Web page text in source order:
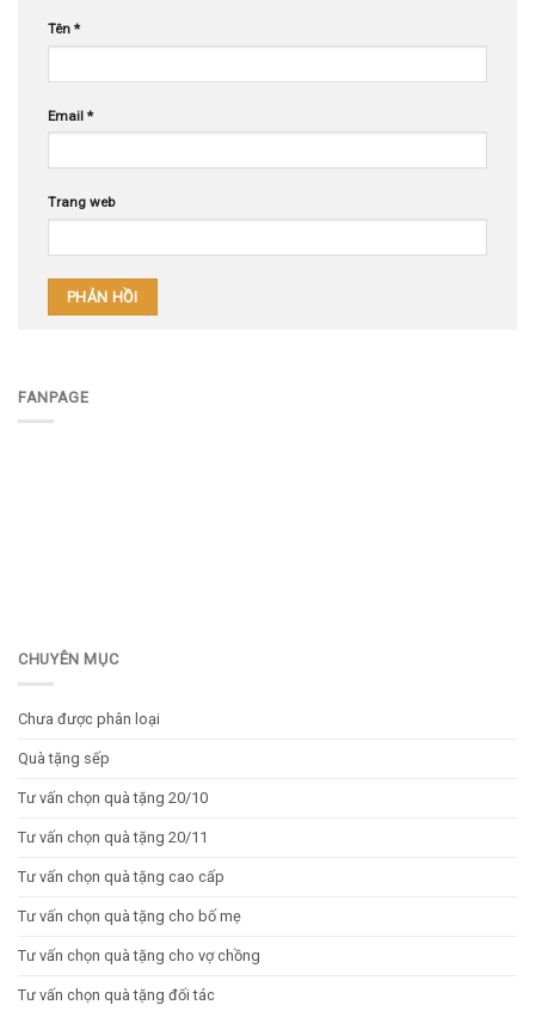
Tên *
Email *
Trang web
FANPAGE
CHUYÊN MỤC
Chưa được phân loại
Quà tặng sếp
Tư vấn chọn quà tặng 20/10
Tư vấn chọn quà tặng 20/11
Tư vấn chọn quà tặng cao cấp
Tư vấn chọn quà tặng cho bố mẹ
Tư vấn chọn quà tặng cho vợ chồng
Tư vấn chọn quà tặng đối tác